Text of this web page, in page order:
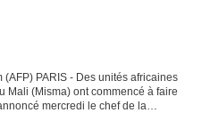
PARIS - Des unités africaines
Mali (Misma) ont commencé à faire
mercredi le chef de la